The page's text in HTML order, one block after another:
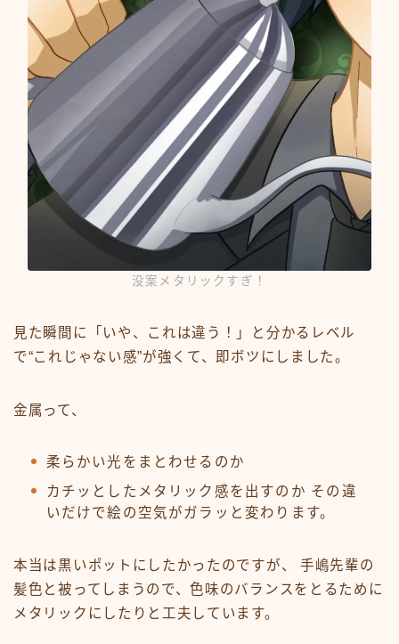
没案メタリックすぎ！
見た瞬間に「いや、これは違う！」と分かるレベル
で“これじゃない感”が強くて、即ボツにしました。
金属って、
柔らかい光をまとわせるのか
カチッとしたメタリック感を出すのか その違
いだけで絵の空気がガラッと変わります。
本当は黒いポットにしたかったのですが、 手嶋先輩の
髪色と被ってしまうので、色味のバランスをとるために
メタリックにしたりと工夫しています。